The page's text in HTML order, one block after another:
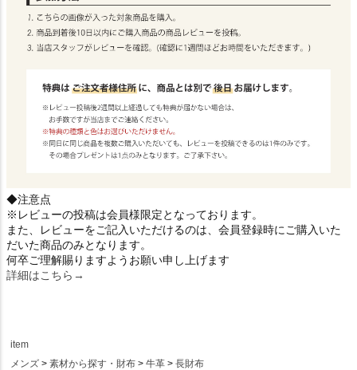
◆注意点
※レビューの投稿は会員様限定となっております。
また、レビューをご記入いただけるのは、会員登録時にご購入いた
だいた商品のみとなります。
何卒ご理解賜りますようお願い申し上げます
詳細はこちら→
item
メンズ
素材から探す・財布 牛革
長財布